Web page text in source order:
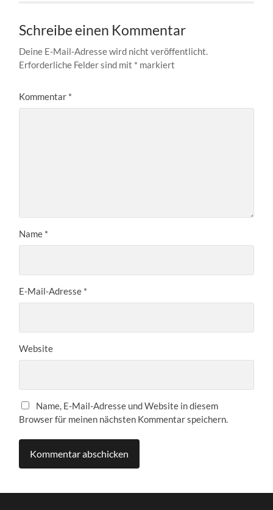
Schreibe einen Kommentar
Deine E-Mail-Adresse wird nicht veröffentlicht.
Erforderliche Felder sind mit * markiert
Kommentar *
Name *
E-Mail-Adresse *
Website
Name, E-Mail-Adresse und Website in diesem
Browser für meinen nächsten Kommentar speichern.